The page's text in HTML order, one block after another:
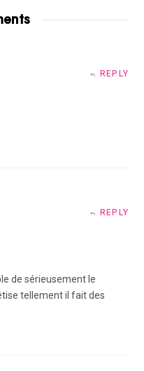
REPLY
REPLY
de sérieusement le
tellement il fait des